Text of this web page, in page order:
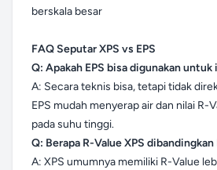
berskala besar
FAQ Seputar XPS vs EPS
Q: Apakah EPS bisa digunakan
A: Secara teknis bisa, tetapi tidak
EPS mudah menyerap air dan nilai
pada suhu tinggi.
Q: Berapa R-Value XPS dibandingkan
A: XPS umumnya memiliki R-Value